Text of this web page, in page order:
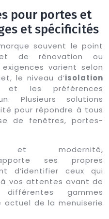
pour portes et
et spécificités
souvent le point
de rénovation ou
varient selon
le niveau d’isolation
et les préférences
Plusieurs solutions
pour répondre à tous
de fenêtres, portes-
et modernité,
ses propres
d’identifier ceux qui
vos attentes avant de
gammes
actuel de la menuiserie